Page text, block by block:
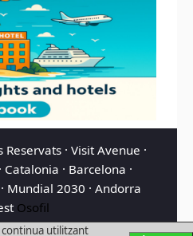
· Visit Avenue ·
· Catalonia · Barcelona ·
Mundial 2030 · Andorra
Osofil
continua utilitzant